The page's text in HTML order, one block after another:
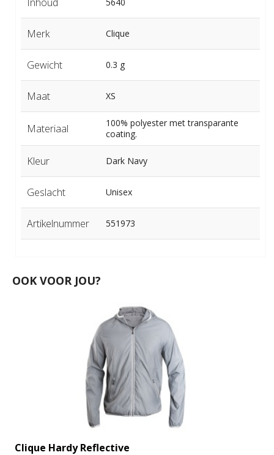
5640
Merk Clique
Gewicht 0.3 g
Maat XS
Materiaal
100% polyester met transparante
coating.
Kleur Dark Navy
Geslacht Unisex
Artikelnummer 551973
OOK VOOR JOU?
Clique Hardy Reflective